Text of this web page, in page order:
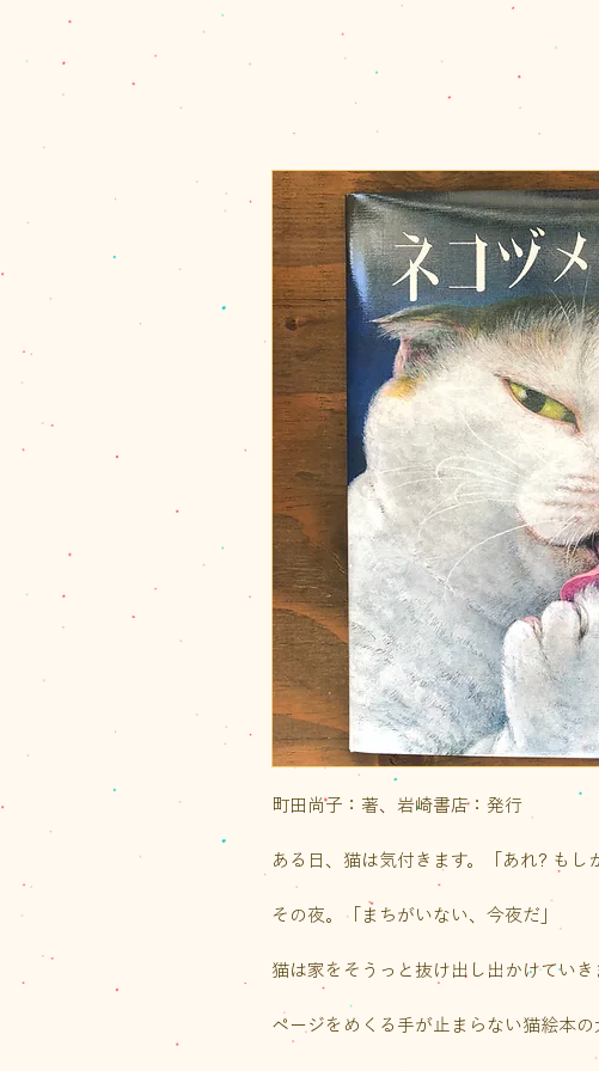
町田尚子：著、岩崎書店：発行
ある日、猫は気付きます。「あれ? もし
その夜。「まちがいない、今夜だ」
猫は家をそうっと抜け出し出かけていき
ページをめくる手が止まらない猫絵本の